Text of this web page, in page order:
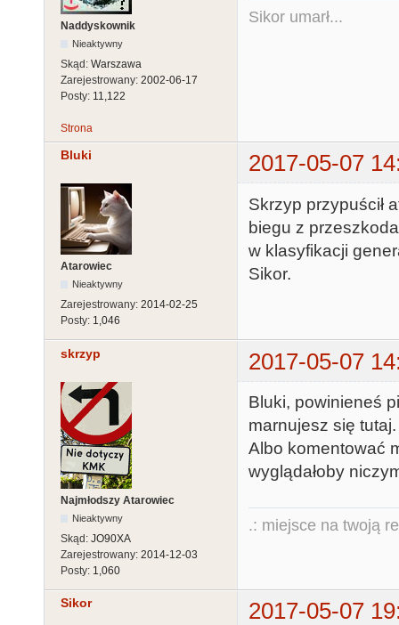
Naddyskownik
Nieaktywny
Skąd: Warszawa
Zarejestrowany: 2002-06-17
Posty: 11,122
Sikor umarł...
Strona
Bluki 2017-05-07
Atarowiec
Nieaktywny
Zarejestrowany: 2014-02-25
Posty: 1,046
Skrzyp przypuścił
biegu z
w klasyfikacji
Sikor.
skrzyp 2017-05-07
Najmłodszy Atarowiec
Nieaktywny
Skąd: JO90XA
Zarejestrowany: 2014-12-03
Posty: 1,060
Bluki, powinieneś
marnujesz się tutaj.
Albo komentować
wyglądałoby
.: miejsce na twoją
Sikor 2017-05-07